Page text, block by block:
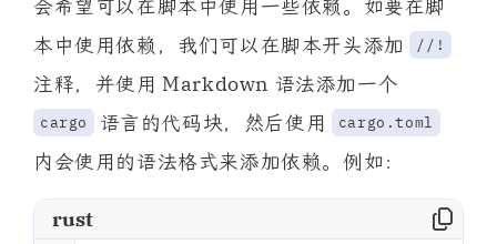
会希望可以在脚本中使用一些依赖。如要在脚
本中使用依赖，我们可以在脚本开头添加
//!
注释，并使用 Markdown 语法添加一个
cargo 语言的代码块，然后使用 cargo.toml
内会使用的语法格式来添加依赖。例如：
rust